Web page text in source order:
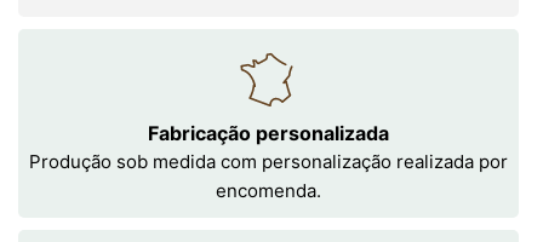
Fabricação personalizada
Produção sob medida com personalização realizada por
encomenda.